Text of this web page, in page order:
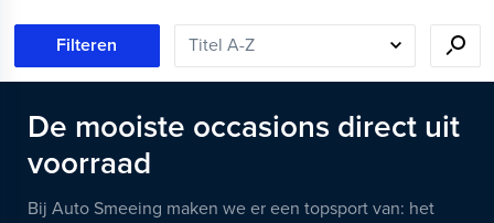
Filteren
De mooiste occasions direct uit
voorraad
Bij Auto Smeeing maken we er een topsport van: het